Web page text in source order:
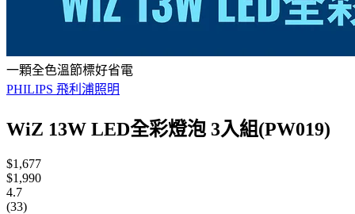
一顆全色溫節標好省電
PHILIPS 飛利浦照明
WiZ 13W LED全彩燈泡 3入組(PW019)
$1,677
$1,990
4.7
(33)